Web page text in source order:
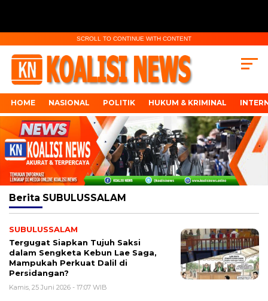
SCROLL TO CONTINUE WITH CONTENT
HOME NASIONAL POLITIK HUKUM & KRIMINAL
Berita SUBULUSSALAM
SUBULUSSALAM
Tergugat Siapkan Tujuh Saksi
dalam Sengketa Kebun Lae Saga,
Mampukah Perkuat Dalil di
Persidangan?
Kamis, 25 Juni 2026 - 17:07 WIB